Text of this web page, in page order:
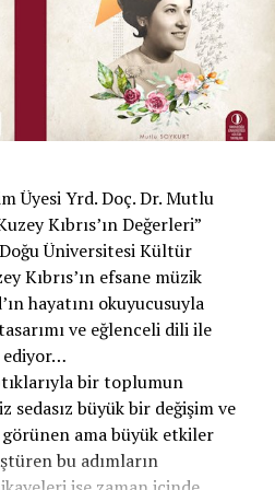
bir sanatkârdır. Nitekim
değerlerini sanatında
büyük bir şairdir. Tıpkı
Gencevi’de de insanlık
Yazarlar Birliği Başkanı
Başkan Yardımcısı Ord.
Araştırmacısı
kültürünü ve sanatını
dışında her türlü hizmeti
faaliyetlerine başlayan
tanıtımı noktasında
pasta yemezsiniz
bir çoğu
Orta Doğu
vatanına
Üyesi Yrd. Doç. Dr. Mutlu
Kıbrıs’ın Değerleri”
Üniversitesi Kültür
Kıbrıs’ın efsane müzik
hayatını okuyucusuyla
ve eğlenceli dili ile
ediyor…
bir toplumun
sedasız büyük bir değişim ve
ama büyük etkiler
bu adımların